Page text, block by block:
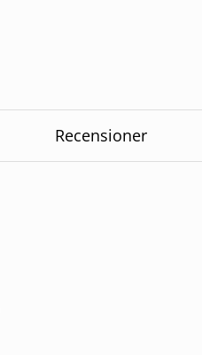
Recensioner